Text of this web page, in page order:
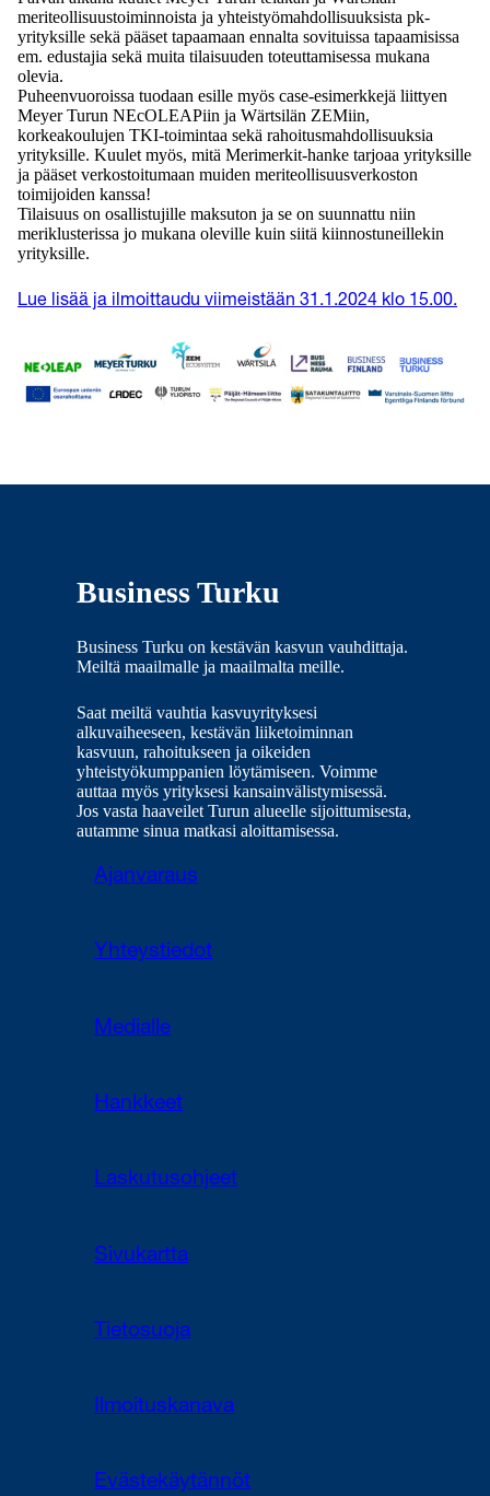
meriteollisuustoiminnoista ja yhteistyömahdollisuuksista pk-
yrityksille sekä pääset tapaamaan ennalta sovituissa tapaamisissa
em. edustajia sekä muita tilaisuuden toteuttamisessa mukana
olevia.
Puheenvuoroissa tuodaan esille myös case-esimerkkejä liittyen
Meyer Turun NEcOLEAPiin ja Wärtsilän ZEMiin,
korkeakoulujen TKI-toimintaa sekä rahoitusmahdollisuuksia
yrityksille. Kuulet myös, mitä Merimerkit-hanke tarjoaa yrityksille
ja pääset verkostoitumaan muiden meriteollisuusverkoston
toimijoiden kanssa!
Tilaisuus on osallistujille maksuton ja se on suunnattu niin
meriklusterissa jo mukana oleville kuin siitä kiinnostuneillekin
yrityksille.
Lue lisää ja ilmoittaudu viimeistään 31.1.2024 klo 15.00.
Business Turku
Business Turku on kestävän kasvun vauhdittaja.
Meiltä maailmalle ja maailmalta meille.
Saat meiltä vauhtia kasvuyrityksesi
alkuvaiheeseen, kestävän liiketoiminnan
kasvuun, rahoitukseen ja oikeiden
yhteistyökumppanien löytämiseen. Voimme
auttaa myös yrityksesi kansainvälistymisessä.
Jos vasta haaveilet Turun alueelle sijoittumisesta,
autamme sinua matkasi aloittamisessa.
Ajanvaraus
Yhteystiedot
Medialle
Hankkeet
Laskutusohjeet
Sivukartta
Tietosuoja
Ilmoituskanava
Evästekäytännöt